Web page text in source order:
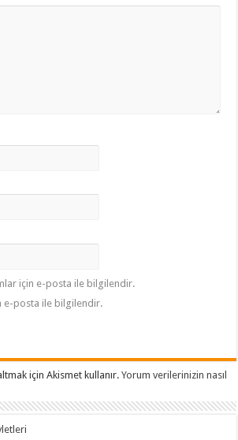
için e-posta ile bilgilendir.
e-posta ile bilgilendir.
için Akismet kullanır.Yorum verilerinizin nasıl